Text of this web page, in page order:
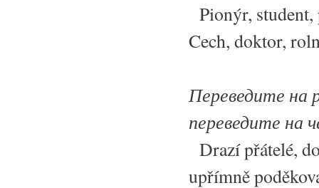
Pionýr,
Cech, doktor,
Переведите на
переведите на
Drazí přátelé,
upřímně